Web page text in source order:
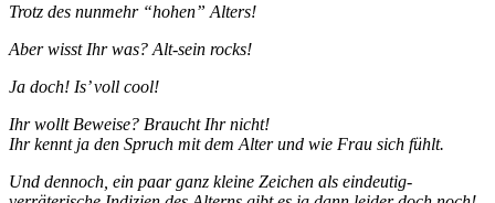
Trotz des nunmehr “hohen” Alters!
Aber wisst Ihr was? Alt-sein rocks!
Ja doch! Is’ voll cool!
Ihr wollt Beweise? Braucht Ihr nicht!
Ihr kennt ja den Spruch mit dem Alter und wie Frau sich fühlt.
Und dennoch, ein paar ganz kleine Zeichen als eindeutig-